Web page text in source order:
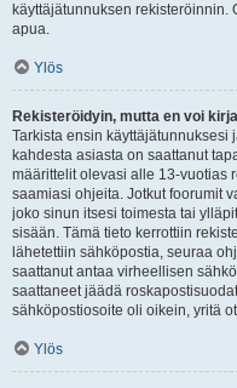
käyttäjätunnuksen rekisteröinnin.
apua.
Ylös
Rekisteröidyin, mutta en voi
Tarkista ensin käyttäjätunnuksesi
kahdesta asiasta on saattanut
määrittelit olevasi alle 13-vuotias
saamiasi ohjeita. Jotkut foorumit
joko sinun itsesi toimesta tai
sisään. Tämä tieto kerrottiin
lähetettiin sähköpostia, seuraa
saattanut antaa virheellisen
saattaneet jäädä
sähköpostiosoite oli oikein, yritä
Ylös